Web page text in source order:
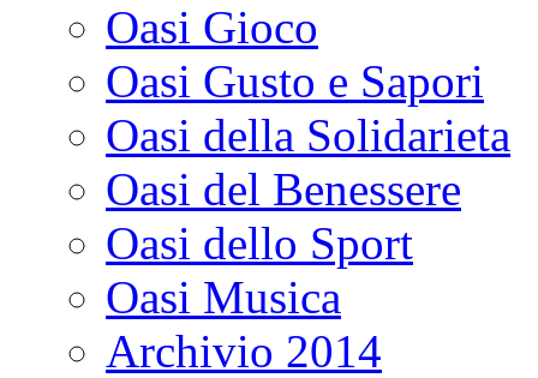
Oasi Gioco
Oasi Gusto e Sapori
Oasi della Solidarieta
Oasi del Benessere
Oasi dello Sport
Oasi Musica
Archivio 2014